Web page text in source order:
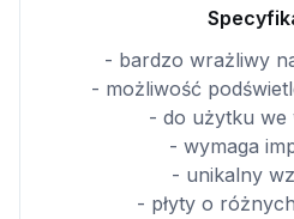
- bardzo wrażliwy
- możliwość
- do użytku we
- wymaga
- unikalny
- płyty o